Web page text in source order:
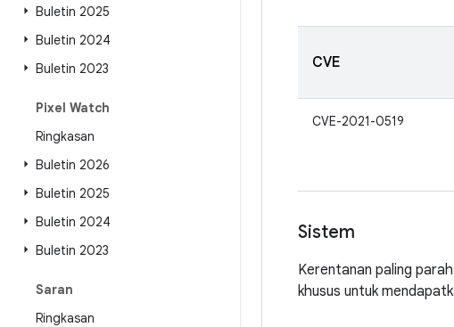
Buletin 2025
Buletin 2024
Buletin 2023
Pixel Watch
Ringkasan
Buletin 2026
Buletin 2025
Buletin 2024
Buletin 2023
Saran
Ringkasan
CVE
CVE-2021-0519
Sistem
Kerentanan paling
khusus untuk